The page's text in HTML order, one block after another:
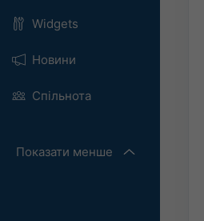
Widgets
Новини
Спільнота
Показати менше